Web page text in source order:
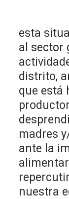
esta
al sector
distrito,
que está
madres
ante la
nuestra